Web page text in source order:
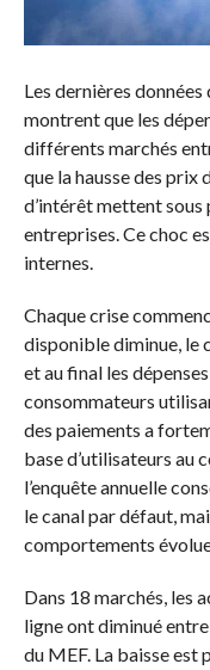
Les dernières
montrent que les
différents marchés
que la hausse des prix
d’intérêt mettent sous
entreprises. Ce choc
internes.
Chaque crise
disponible diminue, le
et au final les
consommateurs
des paiements a
base d’utilisateurs au
l’enquête annuelle
le canal par défaut,
comportements
Dans 18 marchés, les
ligne ont diminué
du MEF. La baisse est